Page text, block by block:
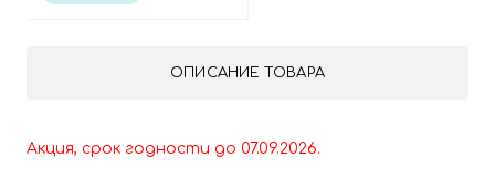
ОПИСАНИЕ ТОВАРА
Акция, срок годности до 07.09.2026.